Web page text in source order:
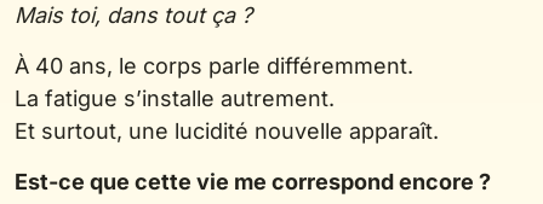
Mais toi, dans tout ça ?
À 40 ans, le corps parle différemment.
La fatigue s’installe autrement.
Et surtout, une lucidité nouvelle apparaît.
Est-ce que cette vie me correspond encore ?